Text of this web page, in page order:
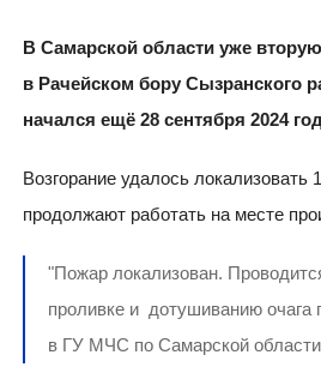
В Самарской области уже
в Рачейском бору Сызранского
начался ещё 28 сентября 2024
Возгорание удалось локализовать
продолжают работать на месте
"Пожар локализован.
проливке и дотушиванию очага
в ГУ МЧС по Самарской